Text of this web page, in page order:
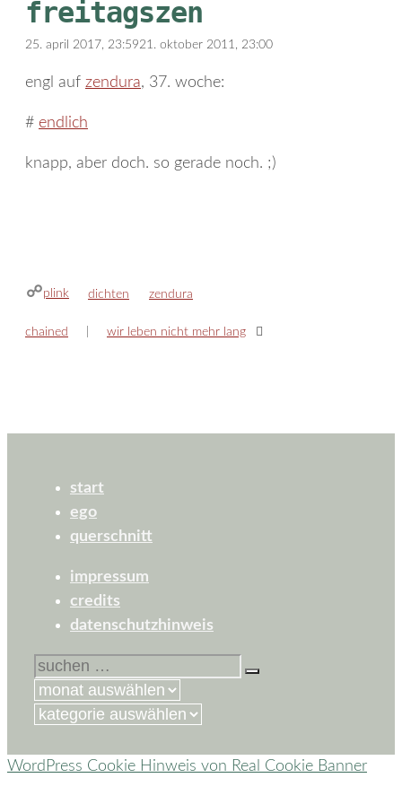
freitagszen
25. april 2017, 23:5921. oktober 2011, 23:00
engl auf zendura, 37. woche:
# endlich
knapp, aber doch. so gerade noch. ;)
plink kategorien
dichten schlagwörter
zendura
chained wir leben nicht mehr lang
start
ego
querschnitt
impressum
credits
datenschutzhinweis
suchen
nach:
kategorien
WordPress Cookie Hinweis von Real Cookie Banner